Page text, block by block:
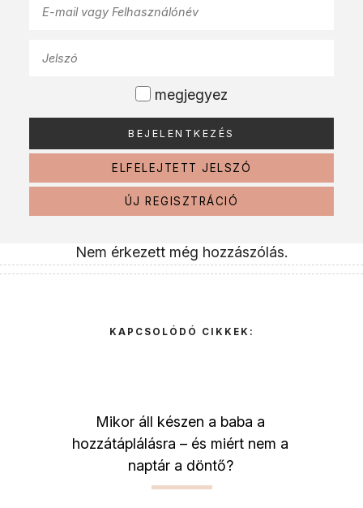
megjegyez
ELFELEJTETT JELSZÓ
ÚJ REGISZTRÁCIÓ
Nem érkezett még hozzászólás.
KAPCSOLÓDÓ CIKKEK:
Mikor áll készen a baba a
hozzátáplálásra – és miért nem a
naptár a döntő?